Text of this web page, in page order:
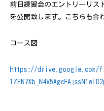
前日練習会のエントリーリ
を公開致します。こちらも合
コース図
https://drive.google.com/